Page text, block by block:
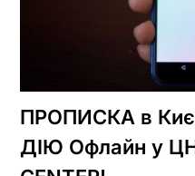
ПРОПИСКА в
ДІЮ Офлайн у